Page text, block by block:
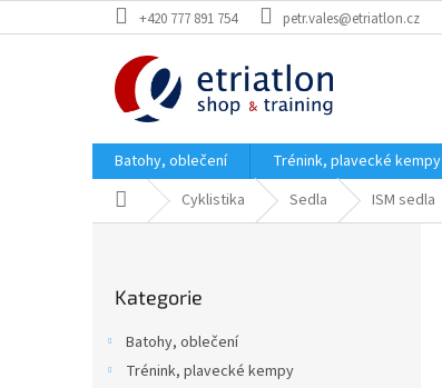
na
+420 777 891 754 petr.vales@etriatlon.cz
Batohy, oblečení Trénink, plavecké kempy
Domů Cyklistika Sedla ISM sedla
kategorie
Kategorie
Batohy, oblečení
Trénink, plavecké kempy